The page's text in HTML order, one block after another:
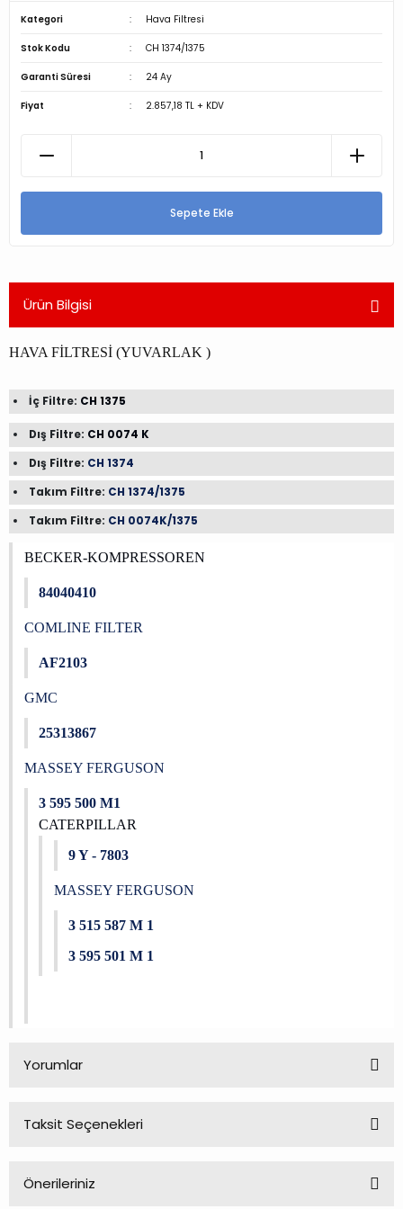
Kategori Hava Filtresi
Stok Kodu CH 1374/1375
Garanti Süresi 24 Ay
Fiyat 2.857,18 TL + KDV
Sepete Ekle
Ürün Bilgisi
HAVA FİLTRESİ (YUVARLAK )
İç Filtre: CH 1375
Dış Filtre: CH 0074 K
Dış Filtre: CH 1374
Takım Filtre: CH 1374/1375
Takım Filtre: CH 0074K/1375
BECKER-KOMPRESSOREN
84040410
COMLINE FILTER
AF2103
GMC
25313867
MASSEY FERGUSON
3 595 500 M1
CATERPILLAR
9 Y - 7803
MASSEY FERGUSON
3 515 587 M 1
3 595 501 M 1
Yorumlar
Taksit Seçenekleri
Önerileriniz